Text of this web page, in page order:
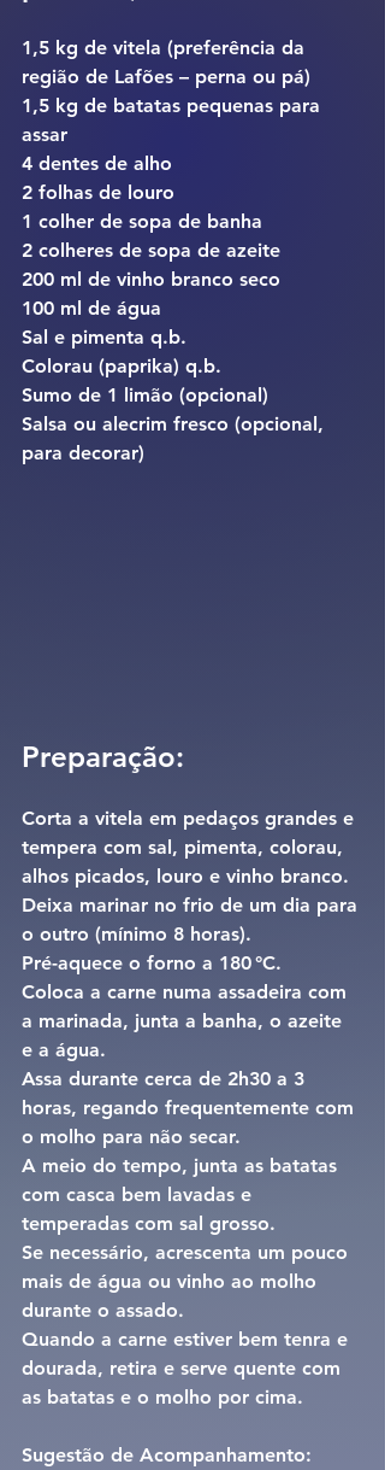
1,5 kg de vitela (preferência da
região de Lafões – perna ou pá)
1,5 kg de batatas pequenas para
assar
4 dentes de alho
2 folhas de louro
1 colher de sopa de banha
2 colheres de sopa de azeite
200 ml de vinho branco seco
100 ml de água
Sal e pimenta q.b.
Colorau (paprika) q.b.
Sumo de 1 limão (opcional)
Salsa ou alecrim fresco (opcional,
para decorar)
Preparação:
Corta a vitela em pedaços grandes e
tempera com sal, pimenta, colorau,
alhos picados, louro e vinho branco.
Deixa marinar no frio de um dia para
o outro (mínimo 8 horas).
Pré-aquece o forno a 180 °C.
Coloca a carne numa assadeira com
a marinada, junta a banha, o azeite
e a água.
Assa durante cerca de 2h30 a 3
horas, regando frequentemente com
o molho para não secar.
A meio do tempo, junta as batatas
com casca bem lavadas e
temperadas com sal grosso.
Se necessário, acrescenta um pouco
mais de água ou vinho ao molho
durante o assado.
Quando a carne estiver bem tenra e
dourada, retira e serve quente com
as batatas e o molho por cima.
Sugestão de Acompanhamento: